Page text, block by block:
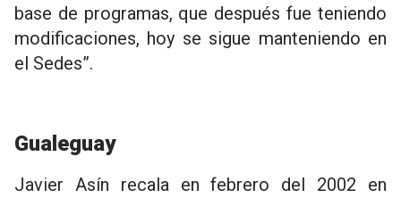
base de programas, que después fue teniendo
modificaciones, hoy se sigue manteniendo en
el Sedes”.
Gualeguay
Javier Asín recala en febrero del 2002 en